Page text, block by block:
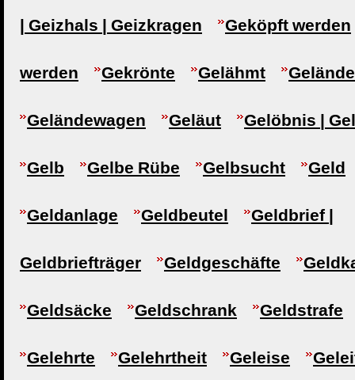
| Geizhals | Geizkragen Geköpft werden
werden Gekrönte Gelähmt
Geländewagen Geläut Gelöbnis |
Gelb Gelbe Rübe Gelbsucht Geld
Geldanlage Geldbeutel Geldbrief |
Geldbriefträger Geldgeschäfte
Geldsäcke Geldschrank Geldstrafe
Gelehrte Gelehrtheit Geleise